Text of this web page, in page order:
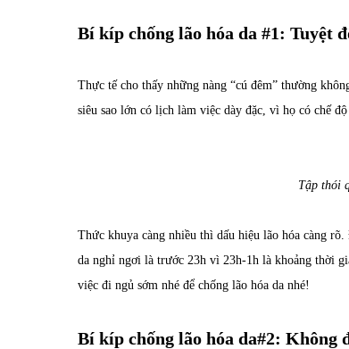
Bí kíp chống lão hóa da #1: Tuyệt
Thực tế cho thấy những nàng “cú đêm” thường
siêu sao lớn có lịch làm việc dày đặc, vì họ có chế
Tập thói
Thức khuya càng nhiều thì dấu hiệu lão hóa càng
da nghỉ ngơi là trước 23h vì 23h-1h là khoảng thời
việc đi ngủ sớm nhé để chống lão hóa da nhé!
Bí kíp chống lão hóa da#2: Không